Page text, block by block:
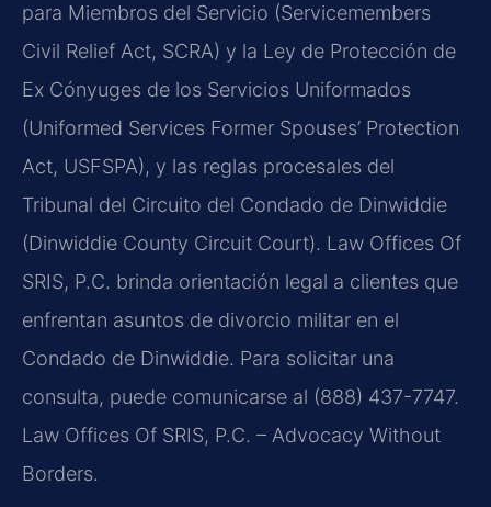
para Miembros del Servicio (Servicemembers
Civil Relief Act, SCRA) y la Ley de Protección de
Ex Cónyuges de los Servicios Uniformados
(Uniformed Services Former Spouses’ Protection
Act, USFSPA), y las reglas procesales del
Tribunal del Circuito del Condado de Dinwiddie
(Dinwiddie County Circuit Court). Law Offices Of
SRIS, P.C. brinda orientación legal a clientes que
enfrentan asuntos de divorcio militar en el
Condado de Dinwiddie. Para solicitar una
consulta, puede comunicarse al (888) 437-7747.
Law Offices Of SRIS, P.C. – Advocacy Without
Borders.